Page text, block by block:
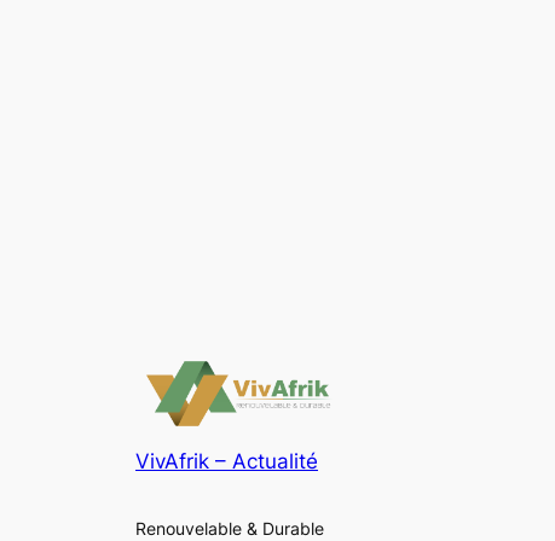
VivAfrik – Actualité
Renouvelable & Durable